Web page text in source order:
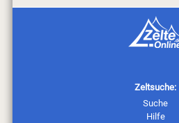
Zeltsuche:
Suche
Hilfe